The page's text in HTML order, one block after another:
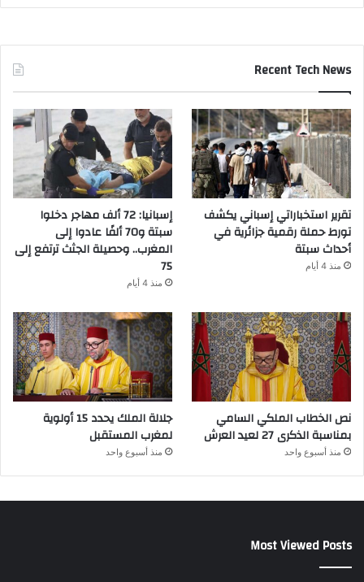
Recent Tech News
تقرير استخباراتي إسباني يكشف
تورط حملة رقمية جزائرية في
أحداث سبتة
منذ 4 أيام
إسبانيا: 72 ألف مهاجر دخلوا
سبتة و70 ألفًا عادوا إلى
المغرب.. وحصيلة الجثث ترتفع إلى
75
منذ 4 أيام
نص الخطاب الملكي السامي
بمناسبة الذكرى 27 لعيد العرش
منذ أسبوع واحد
جلالة الملك يحدد 15 أولوية
لمغرب المستقبل
منذ أسبوع واحد
Most Viewed Posts